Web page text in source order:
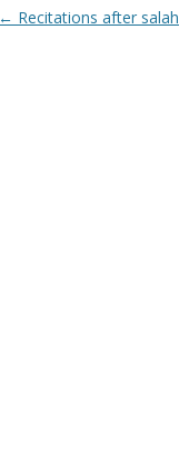
Post
← Recitations after salah